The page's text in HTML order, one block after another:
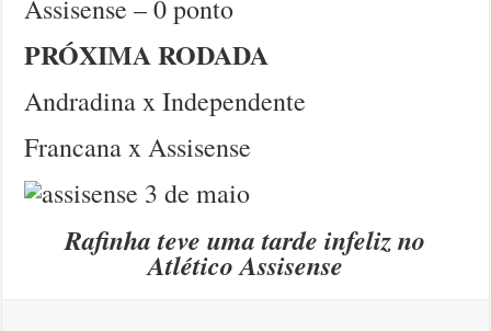
Assisense – 0 ponto
PRÓXIMA RODADA
Andradina x Independente
Francana x Assisense
Rafinha teve uma tarde infeliz no
Atlético Assisense